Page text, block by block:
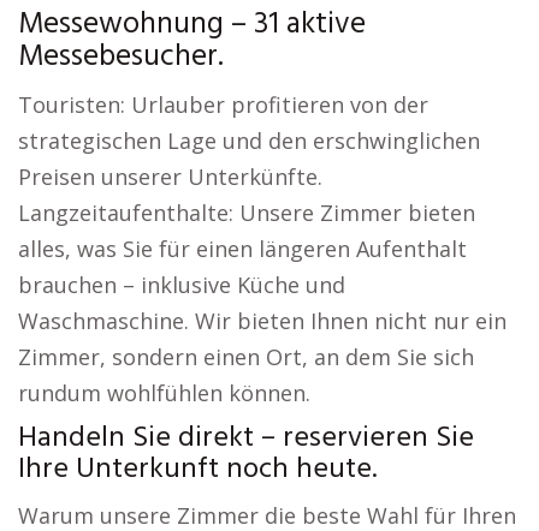
Messewohnung – 31 aktive
Messebesucher.
Touristen: Urlauber profitieren von der
strategischen Lage und den erschwinglichen
Preisen unserer Unterkünfte.
Langzeitaufenthalte: Unsere Zimmer bieten
alles, was Sie für einen längeren Aufenthalt
brauchen – inklusive Küche und
Waschmaschine. Wir bieten Ihnen nicht nur ein
Zimmer, sondern einen Ort, an dem Sie sich
rundum wohlfühlen können.
Handeln Sie direkt – reservieren Sie
Ihre Unterkunft noch heute.
Warum unsere Zimmer die beste Wahl für Ihren